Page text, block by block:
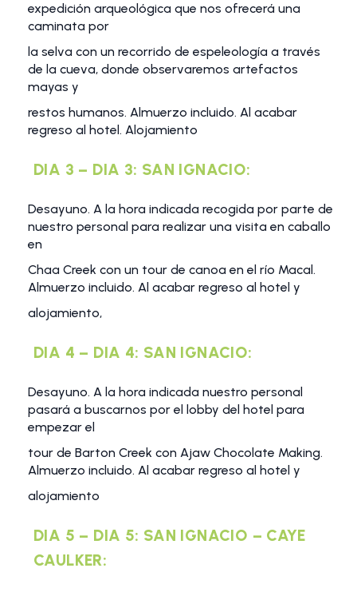
expedición arqueológica que nos ofrecerá una
caminata por
la selva con un recorrido de espeleología a través
de la cueva, donde observaremos artefactos
mayas y
restos humanos. Almuerzo incluido. Al acabar
regreso al hotel. Alojamiento
DIA 3 – DIA 3: SAN IGNACIO:
Desayuno. A la hora indicada recogida por parte de
nuestro personal para realizar una visita en caballo
en
Chaa Creek con un tour de canoa en el río Macal.
Almuerzo incluido. Al acabar regreso al hotel y
alojamiento,
DIA 4 – DIA 4: SAN IGNACIO:
Desayuno. A la hora indicada nuestro personal
pasará a buscarnos por el lobby del hotel para
empezar el
tour de Barton Creek con Ajaw Chocolate Making.
Almuerzo incluido. Al acabar regreso al hotel y
alojamiento
DIA 5 – DIA 5: SAN IGNACIO – CAYE
CAULKER: